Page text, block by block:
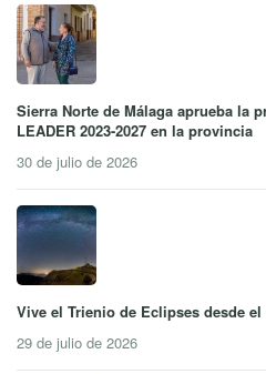
Sierra Norte de Málaga aprueba la
LEADER 2023-2027 en la provincia
30 de julio de 2026
Vive el Trienio de Eclipses desde
29 de julio de 2026